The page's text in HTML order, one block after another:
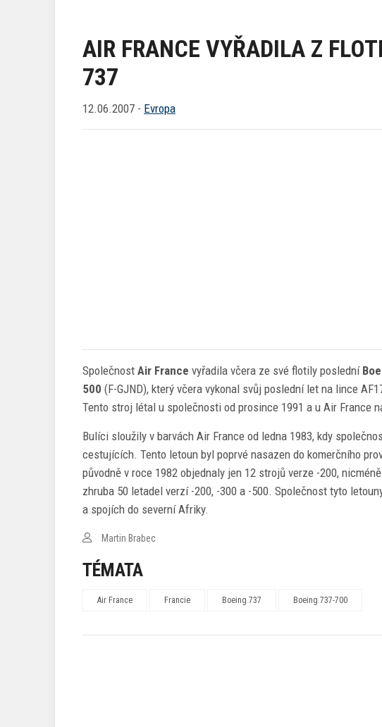
AIR FRANCE VYŘADILA Z
737
12.06.2007 - Evropa
Společnost Air France vyřadila včera ze své flotily poslední
500 (F-GJND), který včera vykonal svůj poslední let na lince
Tento stroj létal u společnosti od prosince 1991 a u Air France
Bulíci sloužily v barvách Air France od ledna 1983, kdy
cestujících. Tento letoun byl poprvé nasazen do komerčního
původně v roce 1982 objednaly jen 12 strojů verze -200,
zhruba 50 letadel verzí -200, -300 a -500. Společnost tyto
a spojích do severní Afriky.
Martin Brabec
TÉMATA
Air France Francie Boeing 737 Boeing 737-700